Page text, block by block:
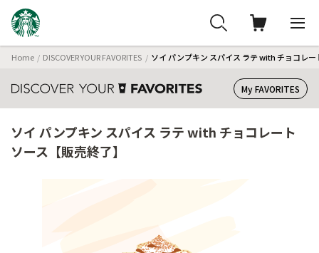
Home DISCOVER YOUR FAVORITES ソイ パンプキン スパイス ラテ with チョコレ
My FAVORITES
ソイ パンプキン スパイス ラテ with チョコレート
ソース【販売終了】